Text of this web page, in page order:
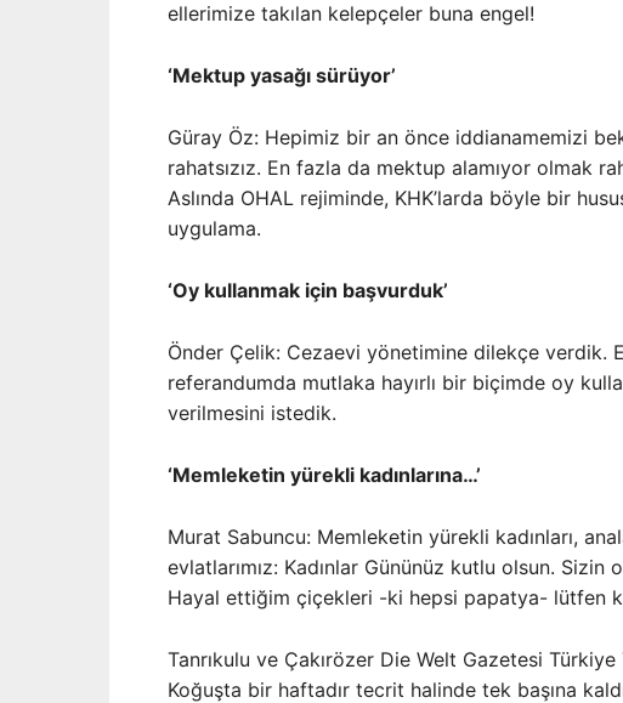
ellerimize takılan kelepçeler buna engel!
‘Mektup yasağı sürüyor’
Güray Öz: Hepimiz bir an önce iddianamemizi
rahatsızız. En fazla da mektup alamıyor olmak
Aslında OHAL rejiminde, KHK’larda böyle bir
uygulama.
‘Oy kullanmak için başvurduk’
Önder Çelik: Cezaevi yönetimine dilekçe verdik.
referandumda mutlaka hayırlı bir biçimde oy
verilmesini istedik.
‘Memleketin yürekli kadınlarına…’
Murat Sabuncu: Memleketin yürekli kadınları,
evlatlarımız: Kadınlar Gününüz kutlu olsun.
Hayal ettiğim çiçekleri -ki hepsi papatya- lütfen
Tanrıkulu ve Çakırözer Die Welt Gazetesi
Koğuşta bir haftadır tecrit halinde tek başına